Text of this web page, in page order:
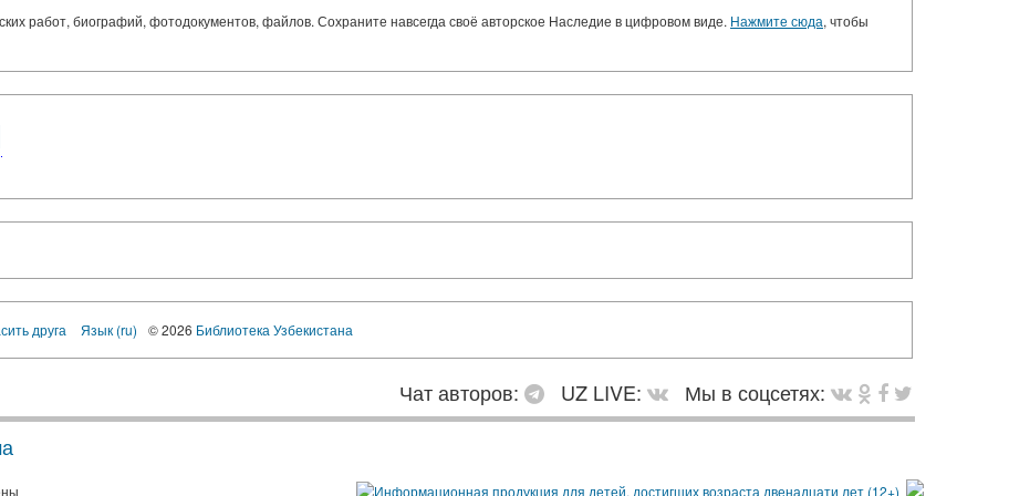
работ, биографий, фотодокументов, файлов. Сохраните навсегда своё авторское Наследие в цифровом виде. Нажмите сюда, чтобы
друга Язык (ru) © 2026 Библиотека Узбекистана
Чат авторов: UZ LIVE:
Мы в соцсетях: